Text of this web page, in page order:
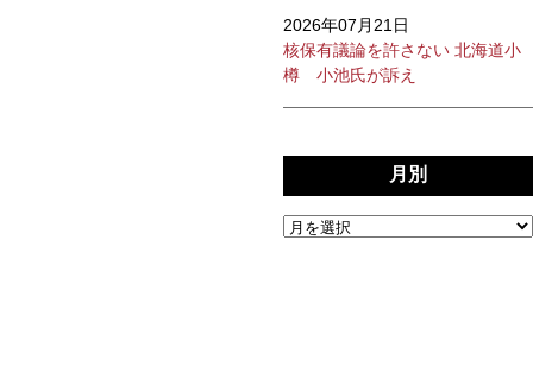
2026年07月21日
核保有議論を許さない 北海道小
樽 小池氏が訴え
月別